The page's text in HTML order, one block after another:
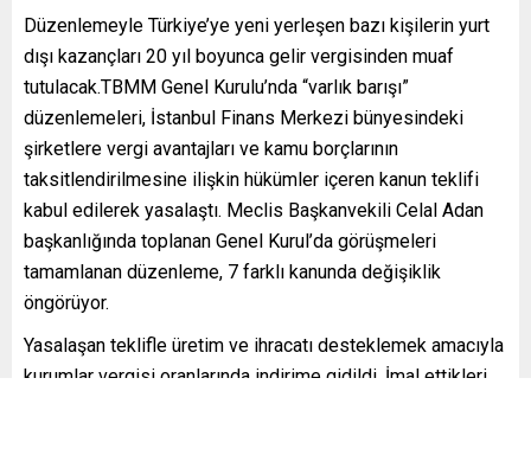
Düzenlemeyle Türkiye’ye yeni yerleşen bazı kişilerin yurt
dışı kazançları 20 yıl boyunca gelir vergisinden muaf
tutulacak.TBMM Genel Kurulu’nda “varlık barışı”
düzenlemeleri, İstanbul Finans Merkezi bünyesindeki
şirketlere vergi avantajları ve kamu borçlarının
taksitlendirilmesine ilişkin hükümler içeren kanun teklifi
kabul edilerek yasalaştı. Meclis Başkanvekili Celal Adan
başkanlığında toplanan Genel Kurul’da görüşmeleri
tamamlanan düzenleme, 7 farklı kanunda değişiklik
öngörüyor.
Yasalaşan teklifle üretim ve ihracatı desteklemek amacıyla
kurumlar vergisi oranlarında indirime gidildi. İmal ettikleri